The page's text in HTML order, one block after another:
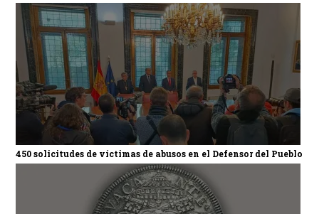
450 solicitudes de víctimas de abusos en el Defensor del Pueblo